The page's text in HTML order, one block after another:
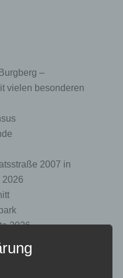
–
vielen besonderen
2007 in
2026
2026